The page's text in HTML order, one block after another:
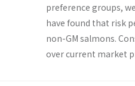
preference groups,
have found that risk
non-GM salmons.
over current market